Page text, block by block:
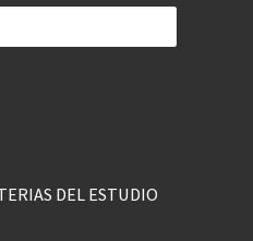
DEL ESTUDIO